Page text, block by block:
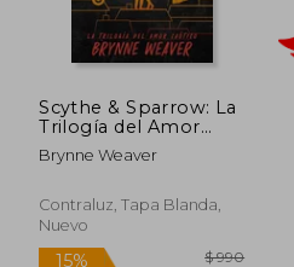
Scythe & Sparrow: La
Trilogía del Amor
Caótico 3
Brynne Weaver
Contraluz, Tapa Blanda,
Nuevo